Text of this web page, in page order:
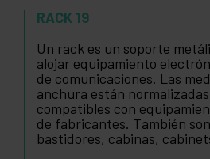
RACK 19
Un rack es un soporte
alojar equipamiento
de comunicaciones. Las
anchura están
compatibles con
de fabricantes. También
bastidores, cabinas,